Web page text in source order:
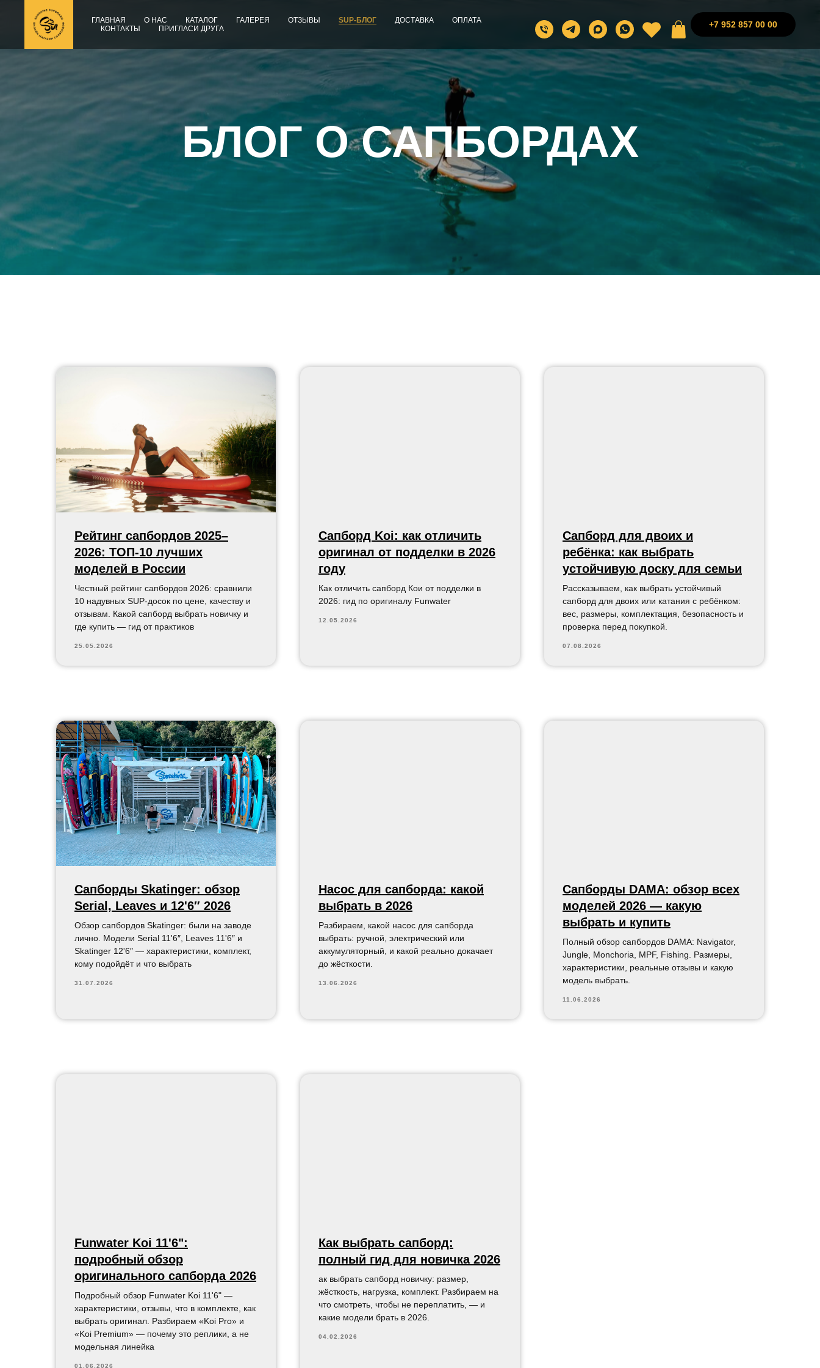
ГЛАВНАЯ О НАС КАТАЛОГ ГАЛЕРЕЯ ОТЗЫВЫ SUP-БЛОГ ДОСТАВКА
ОПЛАТА
КОНТАКТЫ
ПРИГЛАСИ ДРУГА +7 952 857 00 00
БЛОГ О САПБОРДАХ
Рейтинг сапбордов 2025–
2026: ТОП-10 лучших
моделей в России
Честный рейтинг сапбордов 2026: сравнили
10 надувных SUP-досок по цене, качеству и
отзывам. Какой сапборд выбрать новичку и
где купить — гид от практиков
25.05.2026
Сапборд Koi: как отличить
оригинал от подделки в 2026
году
Как отличить сапборд Кои от подделки в
2026: гид по оригиналу Funwater
12.05.2026
Сапборд для двоих и
ребёнка: как выбрать
устойчивую доску для семьи
Рассказываем, как выбрать устойчивый
сапборд для двоих или катания с ребёнком:
вес, размеры, комплектация, безопасность и
проверка перед покупкой.
07.08.2026
Сапборды Skatinger: обзор
Serial, Leaves и 12'6″ 2026
Обзор сапбордов Skatinger: были на заводе
лично. Модели Serial 11'6″, Leaves 11'6″ и
Skatinger 12'6″ — характеристики, комплект,
кому подойдёт и что выбрать
31.07.2026
Насос для сапборда: какой
выбрать в 2026
Разбираем, какой насос для сапборда
выбрать: ручной, электрический или
аккумуляторный, и какой реально докачает
до жёсткости.
13.06.2026
Сапборды DAMA: обзор всех
моделей 2026 — какую
выбрать и купить
Полный обзор сапбордов DAMA: Navigator,
Jungle, Monchoria, MPF, Fishing. Размеры,
характеристики, реальные отзывы и какую
модель выбрать.
11.06.2026
Funwater Koi 11'6":
подробный обзор
оригинального сапборда 2026
Подробный обзор Funwater Koi 11'6" —
характеристики, отзывы, что в комплекте, как
выбрать оригинал. Разбираем «Koi Pro» и
«Koi Premium» — почему это реплики, а не
модельная линейка
01.06.2026
Как выбрать сапборд:
полный гид для новичка 2026
ак выбрать сапборд новичку: размер,
жёсткость, нагрузка, комплект. Разбираем на
что смотреть, чтобы не переплатить, — и
какие модели брать в 2026.
04.02.2026